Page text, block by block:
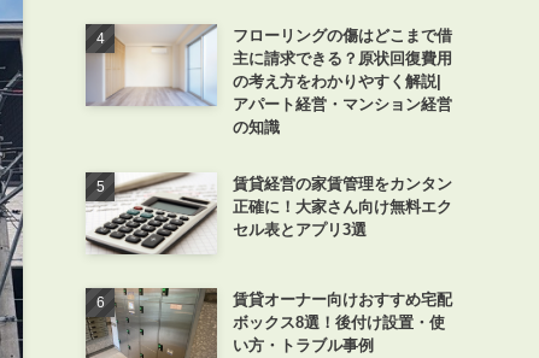
フローリングの傷はどこまで借
主に請求できる？原状回復費用
の考え方をわかりやすく解説|
アパート経営・マンション経営
の知識
賃貸経営の家賃管理をカンタン
正確に！大家さん向け無料エク
セル表とアプリ3選
賃貸オーナー向けおすすめ宅配
ボックス8選！後付け設置・使
い方・トラブル事例